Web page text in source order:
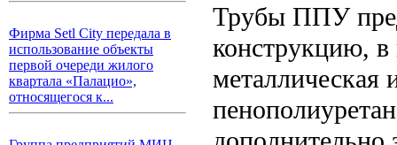
Фирма Setl City передала в
использование объекты
первой очереди жилого
квартала «Палацио»,
относящегося к...
Трубы ППУ
конструкцию,
металлическая